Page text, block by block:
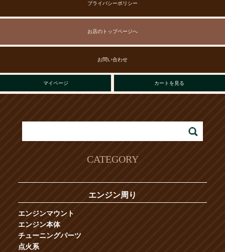
プライバシーポリシー
お店のトップページへ
お問い合わせ
マイページ カートを見る
CATEGORY
エンジン周り
エンジンマウント
エンジン本体
チューニングパーツ
点火系